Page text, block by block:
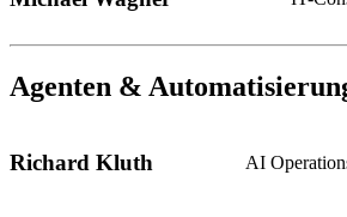
Agenten &
Richard Kluth AI